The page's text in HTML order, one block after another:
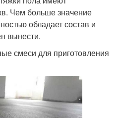
Чем больше значение
обладает состав и
вынести.
смеси для приготовления